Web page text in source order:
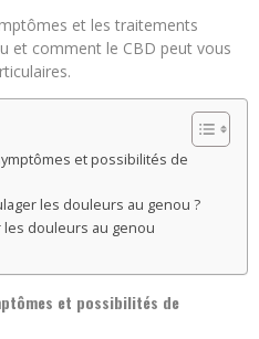
et les traitements
et comment le CBD peut vous
et possibilités de
les douleurs au genou ?
douleurs au genou
et possibilités de